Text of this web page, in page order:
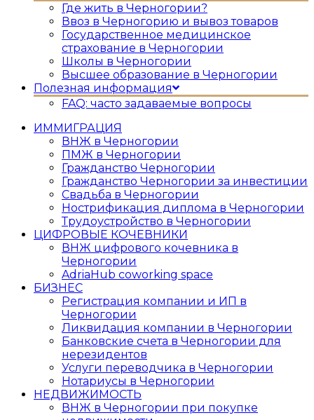
Где жить в Черногории?
Ввоз в Черногорию и вывоз товаров
Государственное медицинское
страхование в Черногории
Школы в Черногории
Высшее образование в Черногории
Полезная информация
FAQ: часто задаваемые вопросы
ИММИГРАЦИЯ
ВНЖ в Черногории
ПМЖ в Черногории
Гражданство Черногории
Гражданство Черногории за инвестиции
Свадьба в Черногории
Нострификация диплома в Черногории
Трудоустройство в Черногории
ЦИФРОВЫЕ КОЧЕВНИКИ
ВНЖ цифрового кочевника в
Черногории
AdriaHub coworking space
БИЗНЕС
Регистрация компании и ИП в
Черногории
Ликвидация компании в Черногории
Банковские счета в Черногории для
нерезидентов
Услуги переводчика в Черногории
Нотариусы в Черногории
НЕДВИЖИМОСТЬ
ВНЖ в Черногории при покупке